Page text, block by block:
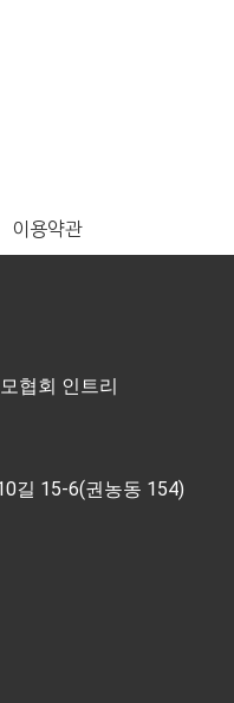
이용약관
협회 인트리
길 15-6(권농동 154)